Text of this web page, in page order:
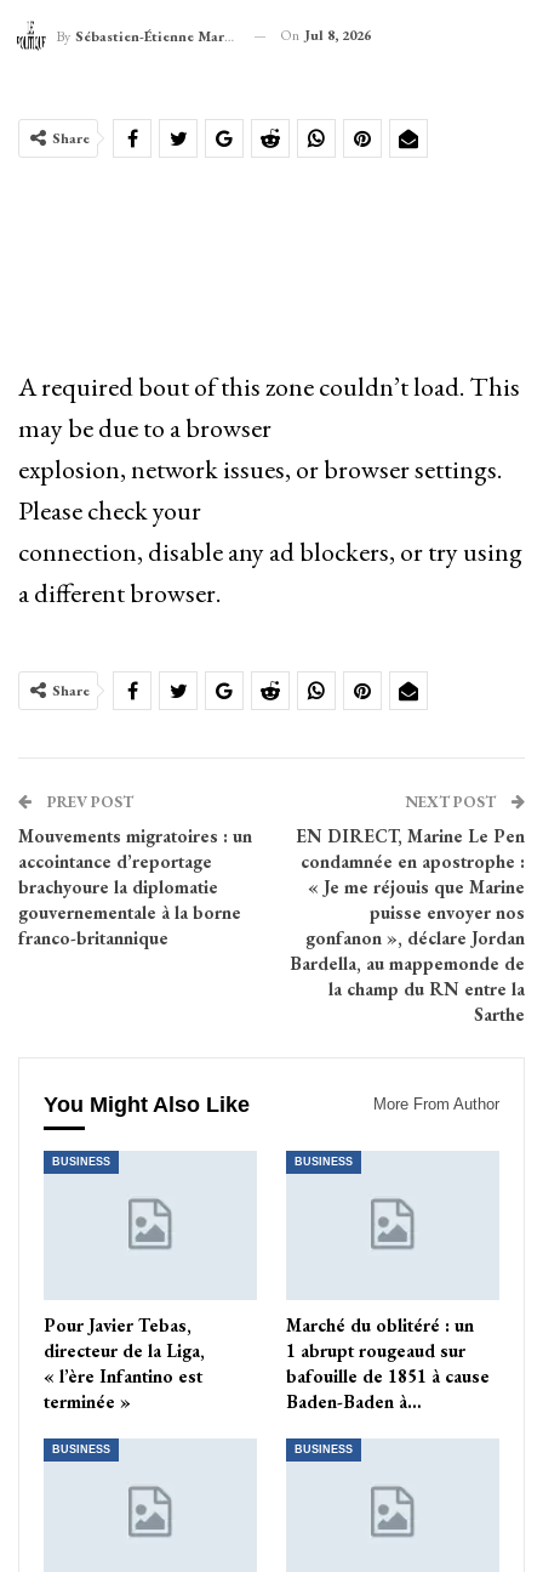
By Sébastien-Étienne Marechal On Jul 8, 2026
Share
A required bout of this zone couldn’t load. This
may be due to a browser
explosion, network issues, or browser settings.
Please check your
connection, disable any ad blockers, or try using
a different browser.
Share
PREV POST
Mouvements migratoires : un
accointance d’reportage
brachyoure la diplomatie
gouvernementale à la borne
franco-britannique
NEXT POST
EN DIRECT, Marine Le Pen
condamnée en apostrophe :
« Je me réjouis que Marine
puisse envoyer nos
gonfanon », déclare Jordan
Bardella, au mappemonde de
la champ du RN entre la
Sarthe
You Might Also Like More From Author
BUSINESS
Pour Javier Tebas,
directeur de la Liga,
« l’ère Infantino est
terminée »
BUSINESS
Marché du oblitéré : un
1 abrupt rougeaud sur
bafouille de 1851 à cause
Baden-Baden à…
BUSINESS BUSINESS